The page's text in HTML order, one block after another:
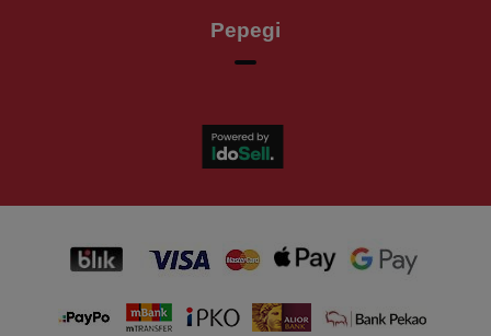
Pepegi